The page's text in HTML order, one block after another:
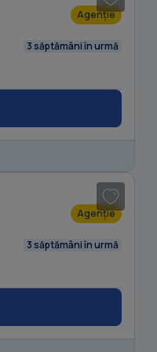
Agenție
3 săptămâni în urmă
Agenție
3 săptămâni în urmă